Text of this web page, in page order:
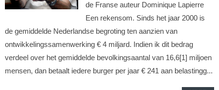
de Franse auteur Dominique Lapierre
Een rekensom. Sinds het jaar 2000 is
de gemiddelde Nederlandse begroting ten aanzien van
ontwikkelingssamenwerking € 4 miljard. Indien ik dit bedrag
verdeel over het gemiddelde bevolkingsaantal van 16,6[1] miljoen
mensen, dan betaalt iedere burger per jaar € 241 aan belastingg...